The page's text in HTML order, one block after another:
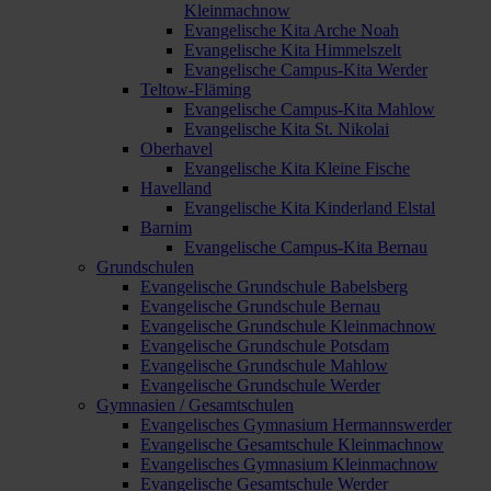
Kleinmachnow
Evangelische Kita Arche Noah
Evangelische Kita Himmelszelt
Evangelische Campus-Kita Werder
Teltow-Fläming
Evangelische Campus-Kita Mahlow
Evangelische Kita St. Nikolai
Oberhavel
Evangelische Kita Kleine Fische
Havelland
Evangelische Kita Kinderland Elstal
Barnim
Evangelische Campus-Kita Bernau
Grundschulen
Evangelische Grundschule Babelsberg
Evangelische Grundschule Bernau
Evangelische Grundschule Kleinmachnow
Evangelische Grundschule Potsdam
Evangelische Grundschule Mahlow
Evangelische Grundschule Werder
Gymnasien / Gesamtschulen
Evangelisches Gymnasium Hermannswerder
Evangelische Gesamtschule Kleinmachnow
Evangelisches Gymnasium Kleinmachnow
Evangelische Gesamtschule Werder